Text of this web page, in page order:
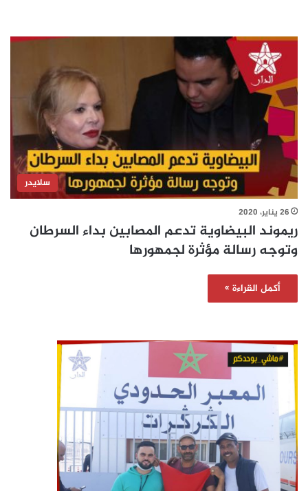
سلايدر
26 يناير، 2020
ريموند البيضاوية تدعم المصابين بداء السرطان
وتوجه رسالة مؤثرة لجمهورها
أكمل القراءة »